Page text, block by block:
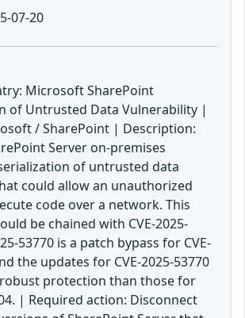
07-20
Microsoft SharePoint
of Untrusted Data Vulnerability |
/ SharePoint | Description:
Server on-premises
of untrusted data
could allow an unauthorized
code over a network. This
be chained with CVE-2025-
53770 is a patch bypass for CVE-
the updates for CVE-2025-53770
protection than those for
| Required action: Disconnect